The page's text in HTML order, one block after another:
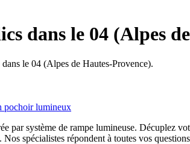
dans le 04 (Alpes
le 04 (Alpes de Hautes-Provence).
par système de rampe lumineuse. Décuplez
spécialistes répondent à toutes vos